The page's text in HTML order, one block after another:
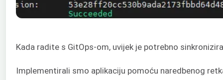
Kada radite s GitOps-om, uvijek je potrebno
Implementirali smo aplikaciju pomoću naredbenog